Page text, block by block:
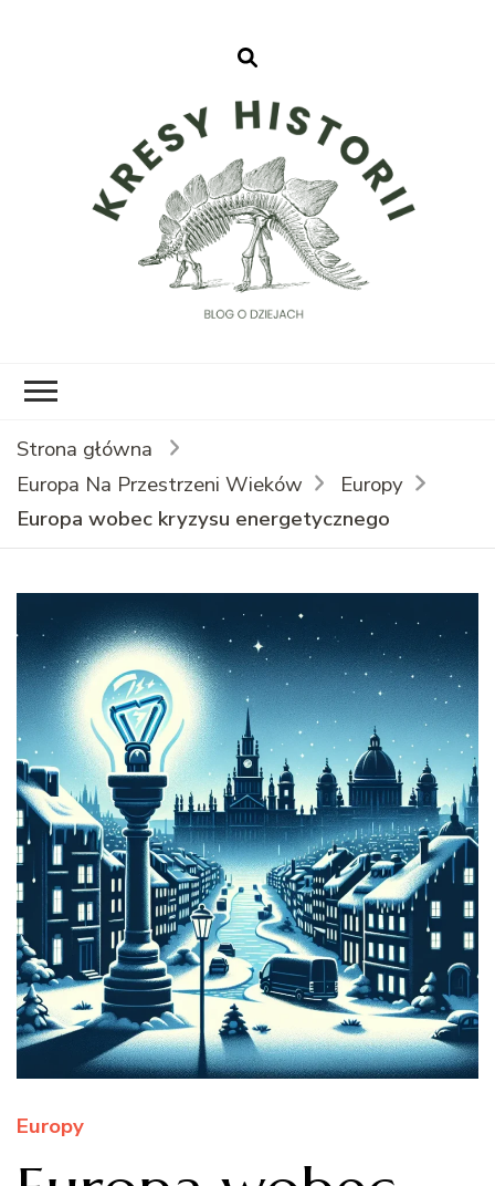
Strona główna
Europa Na Przestrzeni Wieków
Europy
Europa wobec kryzysu energetycznego
Europy